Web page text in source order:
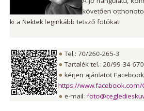
követően
ki a Nektek leginkább tetsző fotókat!
Tel.: 70/260-265-3
Tartalék tel.: 20/99-34-
kérjen ajánlatot
https://www.facebook.com/
e-mail: